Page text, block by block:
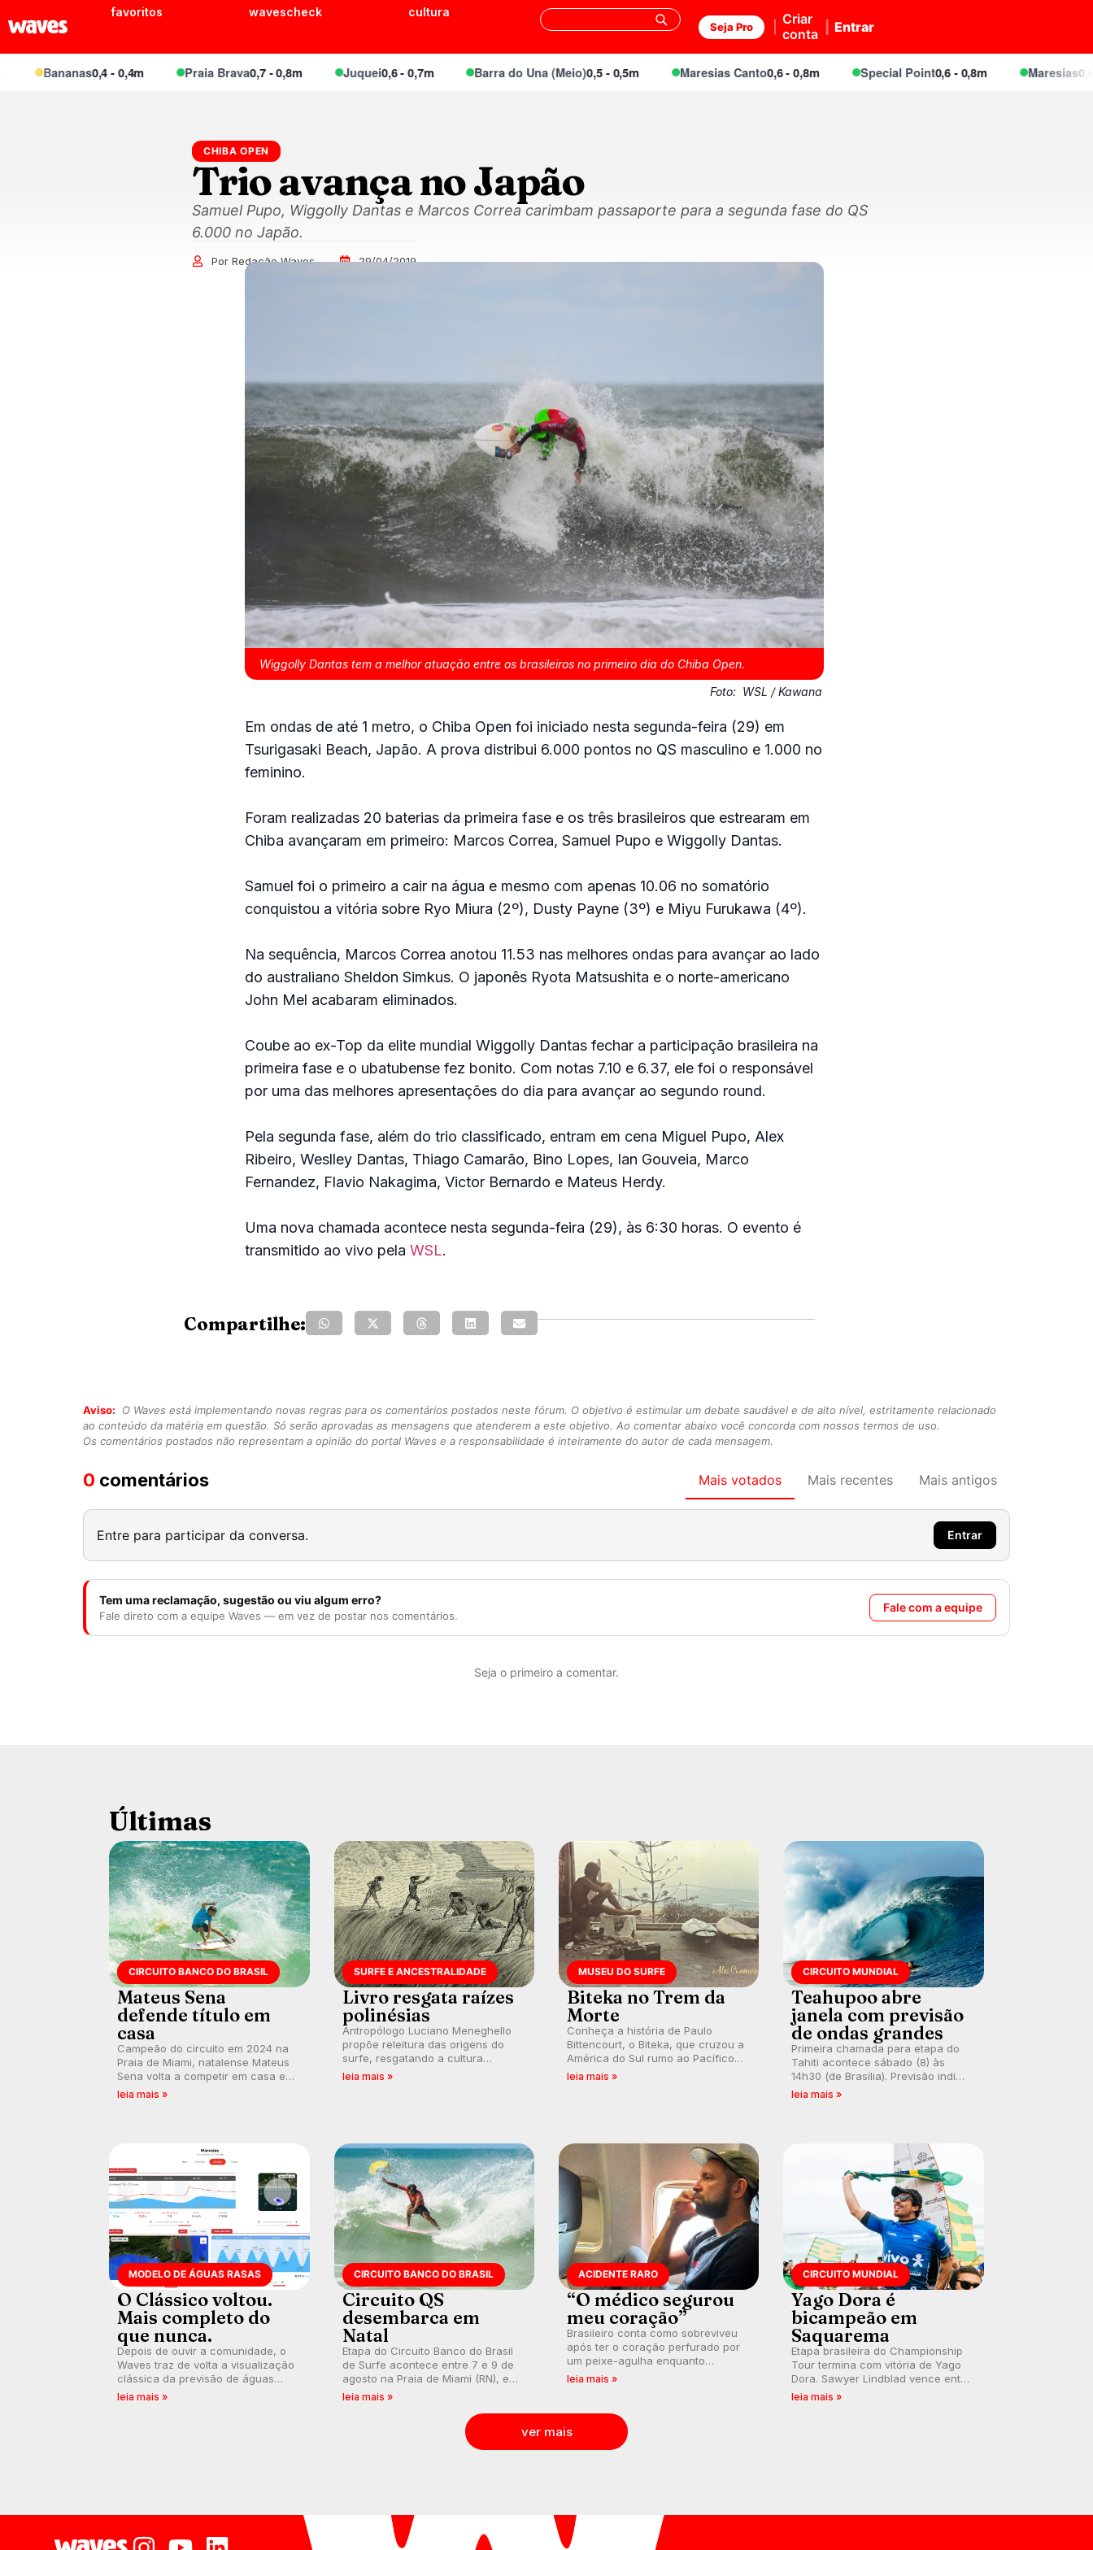
favoritos wavescheck cultura
Seja Pro
Criar
conta
Entrar
Bananas0,4 - 0,4m Praia Brava0,7 - 0,8m Juquei0,6 - 0,7m Barra do Una (Meio)0,5 - 0,5m Maresias Canto0,6 - 0,8m Special Point0,6 - 0,8m Maresias0,6 -
CHIBA OPEN
Trio avança no Japão
Samuel Pupo, Wiggolly Dantas e Marcos Correa carimbam passaporte para a segunda fase do QS
6.000 no Japão.
Por Redação Waves 29/04/2019
Wiggolly Dantas tem a melhor atuação entre os brasileiros no primeiro dia do Chiba Open.
Foto: WSL / Kawana
Em ondas de até 1 metro, o Chiba Open foi iniciado nesta segunda-feira (29) em
Tsurigasaki Beach, Japão. A prova distribui 6.000 pontos no QS masculino e 1.000 no
feminino.
Foram realizadas 20 baterias da primeira fase e os três brasileiros que estrearam em
Chiba avançaram em primeiro: Marcos Correa, Samuel Pupo e Wiggolly Dantas.
Samuel foi o primeiro a cair na água e mesmo com apenas 10.06 no somatório
conquistou a vitória sobre Ryo Miura (2º), Dusty Payne (3º) e Miyu Furukawa (4º).
Na sequência, Marcos Correa anotou 11.53 nas melhores ondas para avançar ao lado
do australiano Sheldon Simkus. O japonês Ryota Matsushita e o norte-americano
John Mel acabaram eliminados.
Coube ao ex-Top da elite mundial Wiggolly Dantas fechar a participação brasileira na
primeira fase e o ubatubense fez bonito. Com notas 7.10 e 6.37, ele foi o responsável
por uma das melhores apresentações do dia para avançar ao segundo round.
Pela segunda fase, além do trio classificado, entram em cena Miguel Pupo, Alex
Ribeiro, Weslley Dantas, Thiago Camarão, Bino Lopes, Ian Gouveia, Marco
Fernandez, Flavio Nakagima, Victor Bernardo e Mateus Herdy.
Uma nova chamada acontece nesta segunda-feira (29), às 6:30 horas. O evento é
transmitido ao vivo pela WSL.
Compartilhe:
Aviso:
O Waves está implementando novas regras para os comentários postados neste fórum. O objetivo é estimular um debate saudável e de alto nível, estritamente relacionado
ao conteúdo da matéria em questão. Só serão aprovadas as mensagens que atenderem a este objetivo. Ao comentar abaixo você concorda com nossos termos de uso.
Os comentários postados não representam a opinião do portal Waves e a responsabilidade é inteiramente do autor de cada mensagem.
0 comentários Mais votados Mais recentes Mais antigos
Entre para participar da conversa. Entrar
Tem uma reclamação, sugestão ou viu algum erro?
Fale direto com a equipe Waves — em vez de postar nos comentários.
Fale com a equipe
Seja o primeiro a comentar.
Últimas
CIRCUITO BANCO DO BRASIL
Mateus Sena
defende título em
casa
Campeão do circuito em 2024 na
Praia de Miami, natalense Mateus
Sena volta a competir em casa em
busca de manter a hegemonia
leia mais »
SURFE E ANCESTRALIDADE
Livro resgata raízes
polinésias
Antropólogo Luciano Meneghello
propõe releitura das origens do
surfe, resgatando a cultura
polinésia e questionando a visão
leia mais »
MUSEU DO SURFE
Biteka no Trem da
Morte
Conheça a história de Paulo
Bittencourt, o Biteka, que cruzou a
América do Sul rumo ao Pacífico
em uma jornada que se tornou um
leia mais »
CIRCUITO MUNDIAL
Teahupoo abre
janela com previsão
de ondas grandes
Primeira chamada para etapa do
Tahiti acontece sábado (8) às
14h30 (de Brasília). Previsão indica
swell consistente. Medina
leia mais »
MODELO DE ÁGUAS RASAS
O Clássico voltou.
Mais completo do
que nunca.
Depois de ouvir a comunidade, o
Waves traz de volta a visualização
clássica da previsão de águas
rasas, agora integrada à nova
leia mais »
CIRCUITO BANCO DO BRASIL
Circuito QS
desembarca em
Natal
Etapa do Circuito Banco do Brasil
de Surfe acontece entre 7 e 9 de
agosto na Praia de Miami (RN), em
disputas válidas pelo Qualifying
por vagas no Challenger Series.
leia mais »
ACIDENTE RARO
“O médico segurou
meu coração”
Brasileiro conta como sobreviveu
após ter o coração perfurado por
um peixe-agulha enquanto
surfava na Costa Rica.
leia mais »
CIRCUITO MUNDIAL
Yago Dora é
bicampeão em
Saquarema
Etapa brasileira do Championship
Tour termina com vitória de Yago
Dora. Sawyer Lindblad vence entre
as mulheres e Leonardo Fioravanti
leia mais »
ver mais